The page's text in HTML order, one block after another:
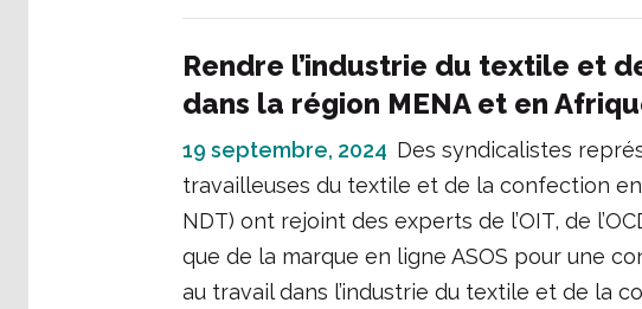
Rendre l’industrie du textile et
dans la région MENA et en
19 septembre, 2024 Des syndicalistes
travailleuses du textile et de la confection
NDT) ont rejoint des experts de l’OIT, de
que de la marque en ligne ASOS pour une
au travail dans l’industrie du textile et de la